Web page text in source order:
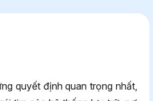
quyết định quan trọng nhất,